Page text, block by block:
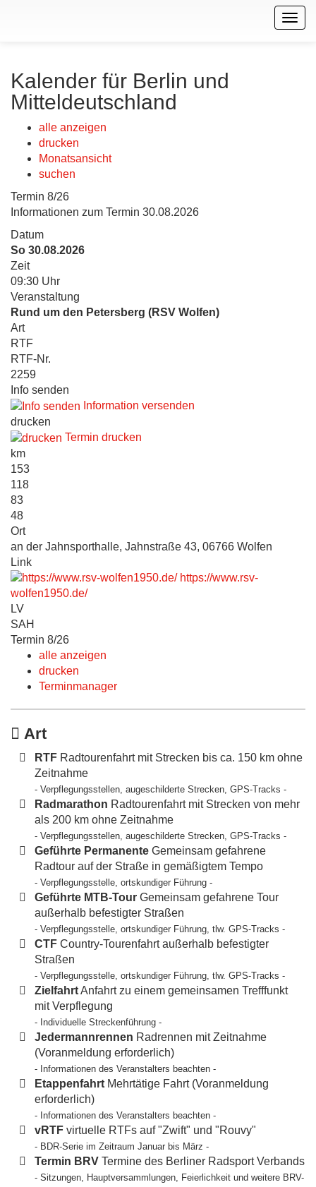
Kalender für Berlin und
Mitteldeutschland
alle anzeigen
drucken
Monatsansicht
suchen
Termin 8/26
Informationen zum Termin 30.08.2026
Datum
So 30.08.2026
Zeit
09:30 Uhr
Veranstaltung
Rund um den Petersberg (RSV Wolfen)
Art
RTF
RTF-Nr.
2259
Info senden
Information versenden
drucken
Termin drucken
km
153
118
83
48
Ort
an der Jahnsporthalle, Jahnstraße 43, 06766 Wolfen
Link
https://www.rsv-
wolfen1950.de/
LV
SAH
Termin 8/26
alle anzeigen
drucken
Terminmanager
Art
RTF Radtourenfahrt mit Strecken bis ca. 150 km ohne
Zeitnahme
- Verpflegungsstellen, augeschilderte Strecken, GPS-Tracks -
Radmarathon Radtourenfahrt mit Strecken von mehr
als 200 km ohne Zeitnahme
- Verpflegungsstellen, augeschilderte Strecken, GPS-Tracks -
Geführte Permanente Gemeinsam gefahrene
Radtour auf der Straße in gemäßigtem Tempo
- Verpflegungsstelle, ortskundiger Führung -
Geführte MTB-Tour Gemeinsam gefahrene Tour
außerhalb befestigter Straßen
- Verpflegungsstelle, ortskundiger Führung, tlw. GPS-Tracks -
CTF Country-Tourenfahrt außerhalb befestigter
Straßen
- Verpflegungsstelle, ortskundiger Führung, tlw. GPS-Tracks -
ZielfahrtAnfahrt zu einem gemeinsamen Trefffunkt
mit Verpflegung
- Individuelle Streckenführung -
Jedermannrennen Radrennen mit Zeitnahme
(Voranmeldung erforderlich)
- Informationen des Veranstalters beachten -
Etappenfahrt Mehrtätige Fahrt (Voranmeldung
erforderlich)
- Informationen des Veranstalters beachten -
vRTF virtuelle RTFs auf "Zwift" und "Rouvy"
- BDR-Serie im Zeitraum Januar bis März -
Termin BRV Termine des Berliner Radsport Verbands
- Sitzungen, Hauptversammlungen, Feierlichkeit und weitere BRV-